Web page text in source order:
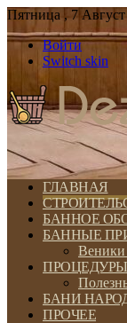
Пятница , 7
Войти
Switch skin
ГЛАВНАЯ
БАННОЕ
БАННЫЕ
Веники
ПРОЦЕДУРЫ
БАНИ
ПРОЧЕЕ